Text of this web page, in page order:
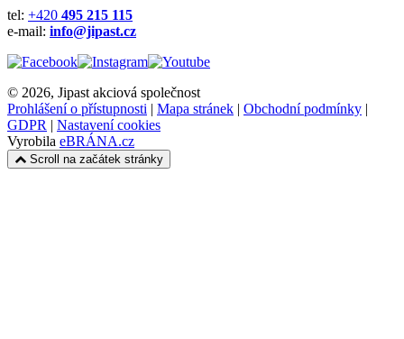
tel: +420 495 215 115
e-mail: info@jipast.cz
© 2026, Jipast akciová společnost
Prohlášení o přístupnosti | Mapa stránek | Obchodní podmínky |
GDPR | Nastavení cookies
Vyrobila eBRÁNA.cz
Scroll na začátek stránky